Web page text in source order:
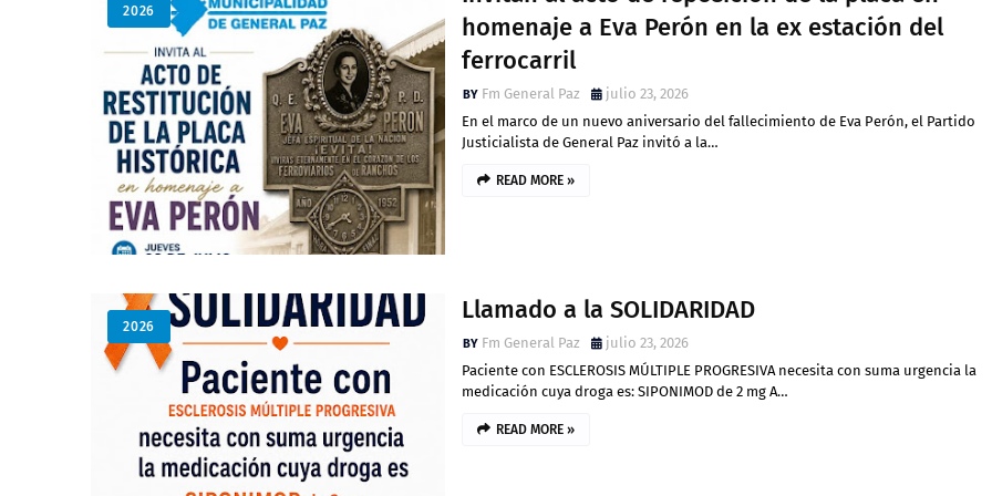
2026
homenaje a Eva Perón en la ex estación del
ferrocarril
Fm General Paz
julio 23, 2026
En el marco de un nuevo aniversario del fallecimiento de Eva Perón, el Partido
Justicialista de General Paz invitó a la…
READ MORE »
2026
Llamado a la SOLIDARIDAD
Fm General Paz
julio 23, 2026
Paciente con ESCLEROSIS MÚLTIPLE PROGRESIVA necesita con suma urgencia la
medicación cuya droga es: SIPONIMOD de 2 mg A…
READ MORE »